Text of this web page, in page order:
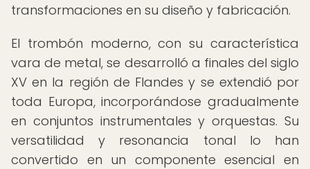
transformaciones en su diseño y fabricación.
El trombón moderno, con su característica
vara de metal, se desarrolló a finales del siglo
XV en la región de Flandes y se extendió por
toda Europa, incorporándose gradualmente
en conjuntos instrumentales y orquestas. Su
versatilidad y resonancia tonal lo han
convertido en un componente esencial en